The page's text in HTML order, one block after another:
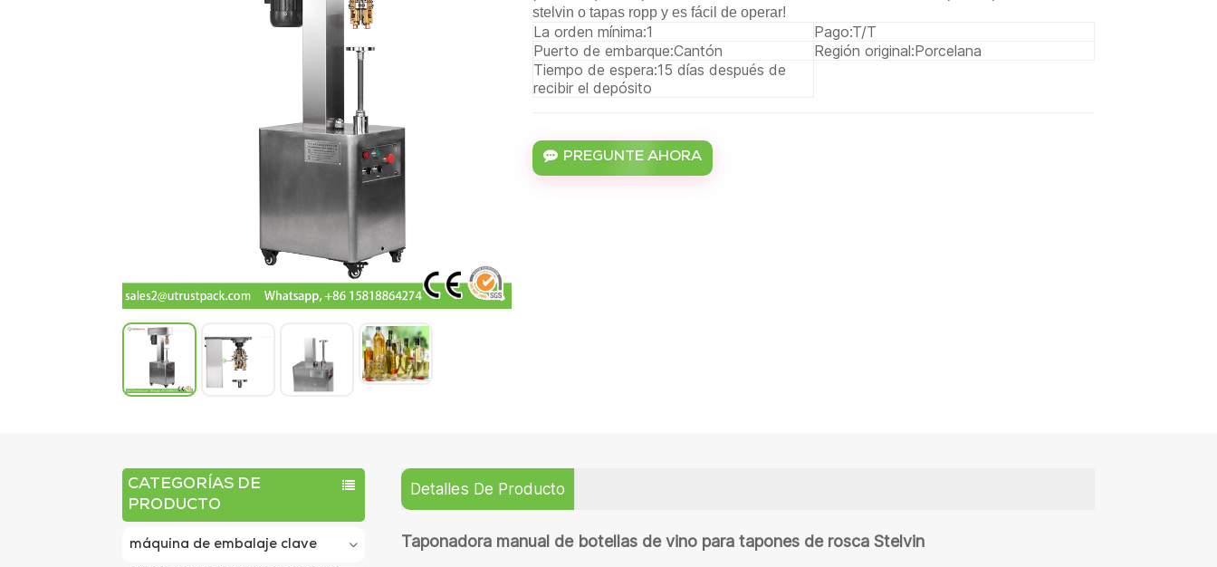
stelvin o tapas ropp y es fácil de operar!
La orden mínima:1 Pago:T/T
Puerto de embarque:Cantón Región original:Porcelana
Tiempo de espera:15 días después de
recibir el depósito
PREGUNTE AHORA
CATEGORÍAS DE
PRODUCTO
máquina de embalaje clave
Detalles De Producto
Taponadora manual de botellas de vino para tapones de rosca Stelvin